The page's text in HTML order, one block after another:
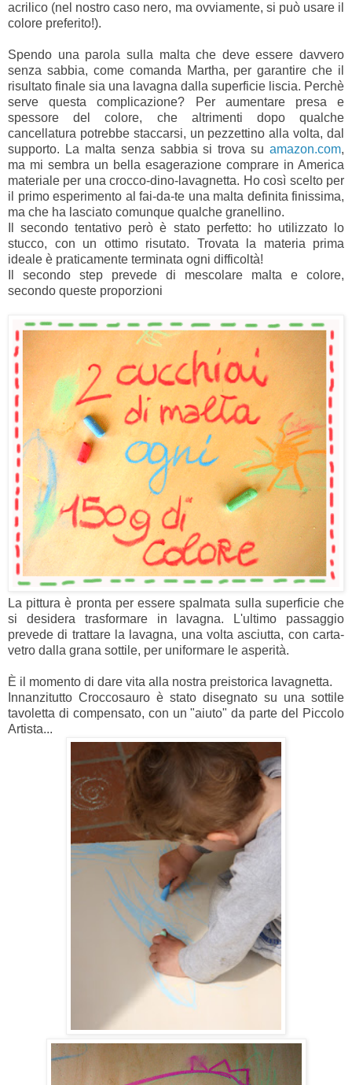
acrilico (nel nostro caso nero, ma ovviamente, si può usare il
colore preferito!).
Spendo una parola sulla malta che deve essere davvero
senza sabbia, come comanda Martha, per garantire che il
risultato finale sia una lavagna dalla superficie liscia. Perchè
serve questa complicazione? Per aumentare presa e
spessore del colore, che altrimenti dopo qualche
cancellatura potrebbe staccarsi, un pezzettino alla volta, dal
supporto. La malta senza sabbia si trova su amazon.com,
ma mi sembra un bella esagerazione comprare in America
materiale per una crocco-dino-lavagnetta. Ho così scelto per
il primo esperimento al fai-da-te una malta definita finissima,
ma che ha lasciato comunque qualche granellino.
Il secondo tentativo però è stato perfetto: ho utilizzato lo
stucco, con un ottimo risutato. Trovata la materia prima
ideale è praticamente terminata ogni difficoltà!
Il secondo step prevede di mescolare malta e colore,
secondo queste proporzioni
La pittura è pronta per essere spalmata sulla superficie che
si desidera trasformare in lavagna. L'ultimo passaggio
prevede di trattare la lavagna, una volta asciutta, con carta-
vetro dalla grana sottile, per uniformare le asperità.
È il momento di dare vita alla nostra preistorica lavagnetta.
Innanzitutto Croccosauro è stato disegnato su una sottile
tavoletta di compensato, con un "aiuto" da parte del Piccolo
Artista...